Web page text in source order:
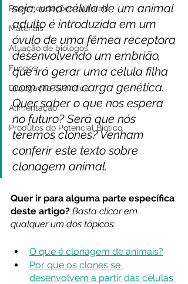
Recomendações culturais
Materiais
Atuação de biólogos
Fungos
Divulgação Científica
Alimentação
Produtos do Potencial Biótico
seja, uma célula de um animal
adulto é introduzida em um
óvulo de uma fêmea receptora
desenvolvendo um embrião,
que irá gerar uma célula filha
com mesma carga genética.
Quer saber o que nos espera
no futuro? Será que nós
teremos clones? Venham
conferir este texto sobre
clonagem animal.
Quer ir para alguma parte específica
deste artigo? Basta clicar em
qualquer um dos tópicos:
O que é clonagem de animais?
Por que os clones se
desenvolvem a partir das células